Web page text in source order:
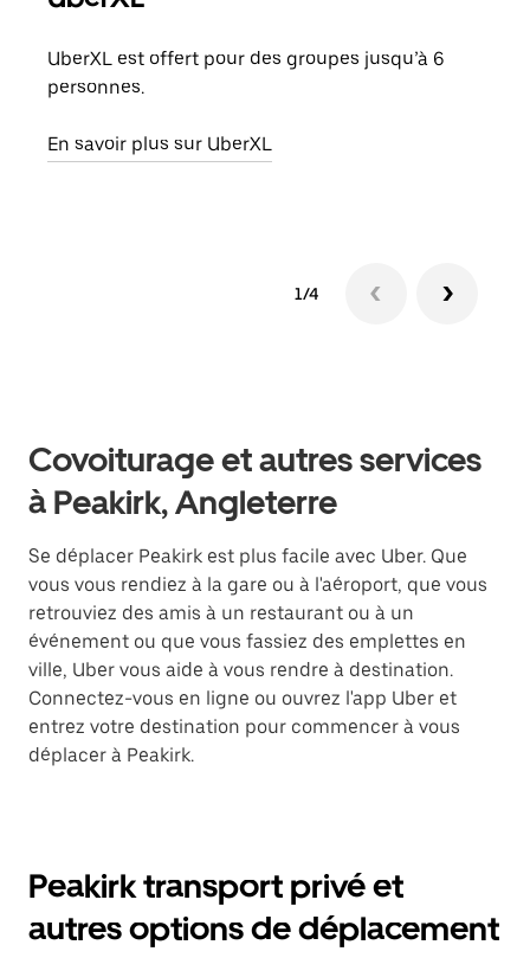
UberXL est offert pour des groupes jusqu’à 6
personnes.
En savoir plus sur UberXL
1/4
Covoiturage et autres services
à Peakirk, Angleterre
Se déplacer Peakirk est plus facile avec Uber. Que
vous vous rendiez à la gare ou à l'aéroport, que vous
retrouviez des amis à un restaurant ou à un
événement ou que vous fassiez des emplettes en
ville, Uber vous aide à vous rendre à destination.
Connectez-vous en ligne ou ouvrez l'app Uber et
entrez votre destination pour commencer à vous
déplacer à Peakirk.
Peakirk transport privé et
autres options de déplacement